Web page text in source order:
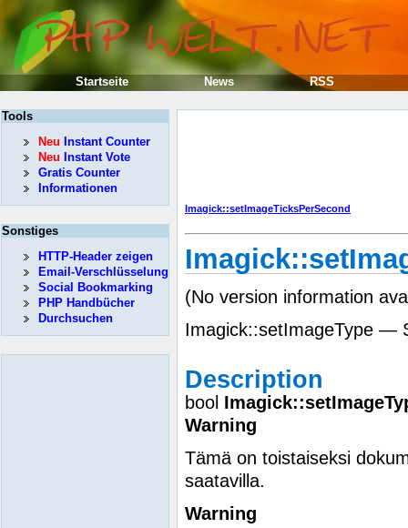
Imagick::setImageTicksPerSecond
(No version information
Imagick::setImageType —
Description
bool
Warning
Tämä on toistaiseksi
saatavilla.
Warning
Tools
Neu Instant Counter
Neu Instant Vote
Gratis Counter
Informationen
Sonstiges
HTTP-Header zeigen
Email-Verschlüsselung
Social Bookmarking
PHP Handbücher
Durchsuchen
Startseite News RSS